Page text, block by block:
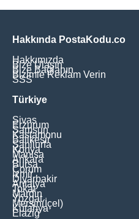
Hakkında PostaKodu.co
Hakkımızda
Bize Ulaşın
Bize Bağlanın
Bizimle Reklam Verin
SSS
Türkiye
Sivas
Erzurum
Samsun
Kastamonu
Balikesir
Şanliurfa
Konya
Manisa
Ankara
Bursa
Çorum
İzmir
Diyarbakir
Antalya
Tokat
Mardin
Yozgat
Mersin(İçel)
Kütahya
Elaziğ